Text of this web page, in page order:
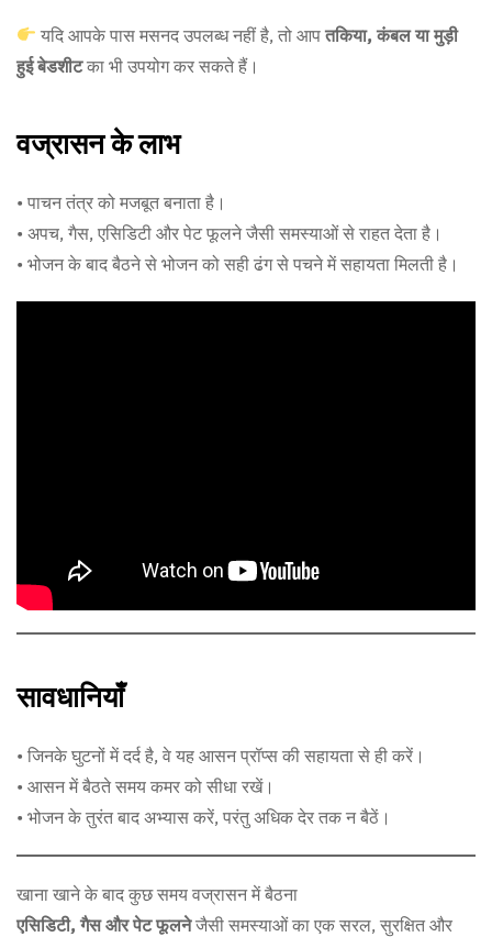
यदि आपके पास मसनद उपलब्ध नहीं है, तो आपतकिया, कंबल या मुड़ी
हुई बेडशीटका भी उपयोग कर सकते हैं।
वज्रासन के लाभ
• पाचन तंत्र को मजबूत बनाता है।
• अपच, गैस, एसिडिटी और पेट फूलने जैसी समस्याओं से राहत देता है।
• भोजन के बाद बैठने से भोजन को सही ढंग से पचने में सहायता मिलती है।
सावधानियाँ
• जिनके घुटनों में दर्द है, वे यह आसन प्रॉप्स की सहायता से ही करें।
• आसन में बैठते समय कमर को सीधा रखें।
• भोजन के तुरंत बाद अभ्यास करें, परंतु अधिक देर तक न बैठें।
खाना खाने के बाद कुछ समय वज्रासन में बैठना
एसिडिटी, गैस और पेट फूलनेजैसी समस्याओं का एक सरल, सुरक्षित और